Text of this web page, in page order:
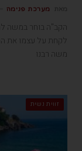
מערכת פנימה
הקב"ה בוחר במשה
לקחת על עצמו את
משה רבנו
זווית נשית